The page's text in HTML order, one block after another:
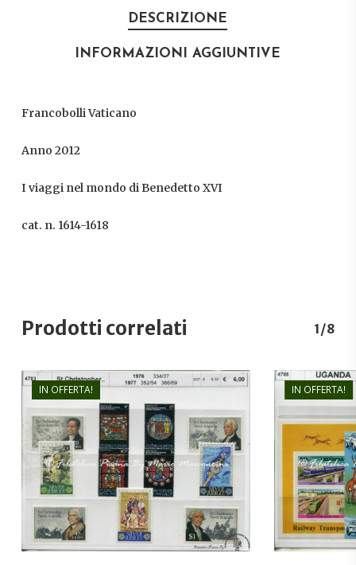
DESCRIZIONE
INFORMAZIONI AGGIUNTIVE
Francobolli Vaticano
Anno 2012
I viaggi nel mondo di Benedetto XVI
cat. n. 1614-1618
Prodotti correlati 1/8
IN OFFERTA!
€5,00
€3,80
IN OFFERTA!